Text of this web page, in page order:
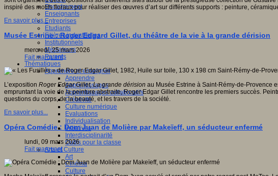
Encadrement
Enseignants
Entreprises
Etudiants
Filières industrielles
Institutionnels
Médiateurs
Parents
Thématiques
Apprendre et enseigner
Apprendre
Apprentissages
Apprentissages collaboratifs
Créativité
Culture numérique
Evaluations
Individualisation
Initiatives
Interdisciplinarité
Outils pour la classe
Arts et Culture
Art
Cinéma
Culture
inspiré des motifs floraux pour réaliser des œuvres d’art sur différents supports : peinture,
En savoir plus...
Musée Estrine : Roger Edgard Gillet, du théâtre de la vie à la grande dérision
mercredi, 25 mars 2026
Fait marquant
L’exposition Roger Edgar Gillet, La grande dérision au Musée Estrine à Saint-Rémy-de-Provence
empruntant la voie de la peinture abstraite, Roger Edgar Gillet rencontre les premiers succès.
questions du corps, de la beauté, et les travers de la société.
En savoir plus...
Opéra Comédie : Dom Juan de Molière par Makeïeff, un séducteur enfermé
lundi, 09 mars 2026
Fait marquant